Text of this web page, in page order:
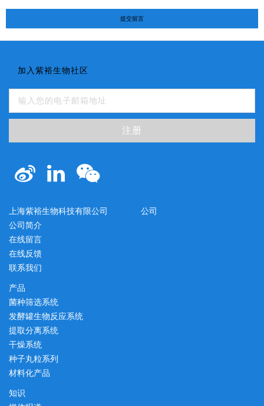
提交留言
加入紫裕生物社区
注册
上海紫裕生物科技有限公司
公司简介
在线留言
在线反馈
联系我们
产品
菌种筛选系统
发酵罐生物反应系统
提取分离系统
干燥系统
种子丸粒系列
材料化产品
知识
公司